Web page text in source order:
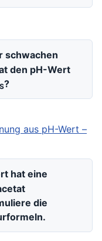
schwachen
den pH-Wert
?
hat eine
die